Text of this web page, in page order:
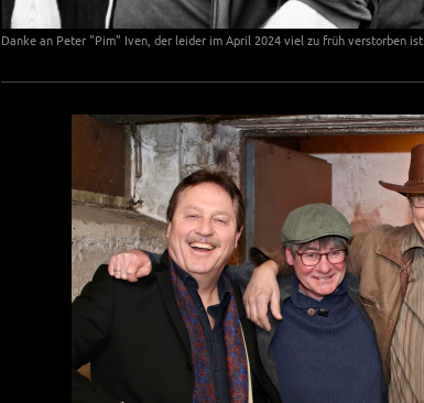
Danke an Peter "Pim" Iven, der leider im April 2024 viel zu früh verstorben ist.